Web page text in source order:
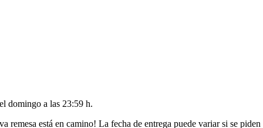
domingo a las 23:59 h.
remesa está en camino! La fecha de entrega puede variar si se